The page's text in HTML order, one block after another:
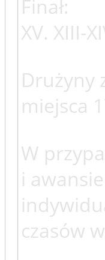
Finał:
XV. XIII-
Drużyny
miejsca
W
i
czasów